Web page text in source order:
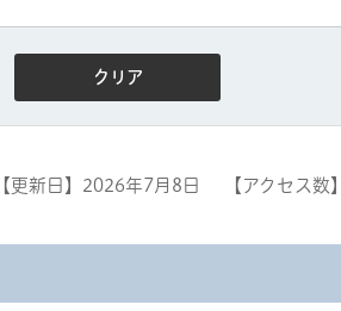
【更新日】 2026年7月8日 【アクセス数】